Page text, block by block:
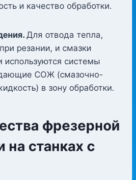
и качество обработки.
Для отвода тепла,
резании, и смазки
системы
СОЖ (смазочно-
в зону обработки.
фрезерной
на станках с